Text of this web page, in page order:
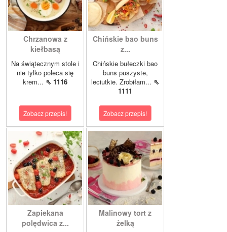
Chrzanowa z
kiełbasą
Na świątecznym stole i
nie tylko poleca się
krem... ⇖ 1116
Zobacz przepis!
Chińskie bao buns
z...
Chińskie bułeczki bao
buns puszyste,
leciutkie. Zrobiłam... ⇖
1111
Zobacz przepis!
Zapiekana
polędwica z...
Malinowy tort z
żelką